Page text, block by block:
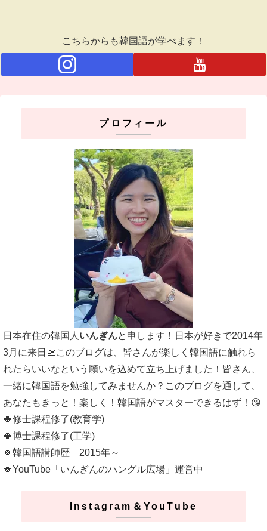
こちらからも韓国語が学べます！
プロフィール
日本在住の韓国人 いんぎんと申します！日本が好きで2014年
3月に来日🛫このブログは、皆さんが楽しく韓国語に触れら
れたらいいなという願いを込めて立ち上げました！皆さん、
一緒に韓国語を勉強してみませんか？このブログを通して、
あなたもきっと！楽しく！韓国語がマスターできるはず！😘
🍀修士課程修了(教育学)
🍀博士課程修了(工学)
🍀韓国語講師歴 2015年～
🍀YouTube「いんぎんのハングル広場」運営中
Instagram＆YouTube